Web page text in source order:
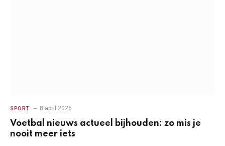
SPORT 8 april 2026
Voetbal nieuws actueel bijhouden: zo mis je
nooit meer iets